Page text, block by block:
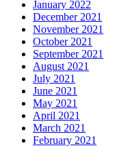
January 2022
December 2021
November 2021
October 2021
September 2021
August 2021
July 2021
June 2021
May 2021
April 2021
March 2021
February 2021